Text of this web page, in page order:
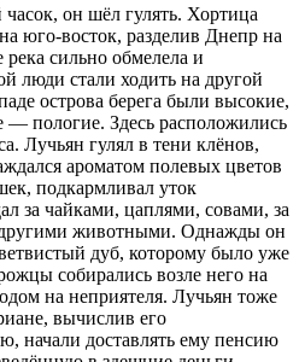
он шёл гулять. Хортица
юго-восток, разделив Днепр на
сильно обмелела и
люди стали ходить на другой
острова берега были высокие,
— пологие. Здесь расположились
Лучьян гулял в тени клёнов,
ароматом полевых цветов
подкармливал уток
за чайками, цаплями, совами, за
животными. Однажды он
дуб, которому было уже
цы собирались возле него на
на неприятеля. Лучьян тоже
вычислив его
начали доставлять ему пенсию